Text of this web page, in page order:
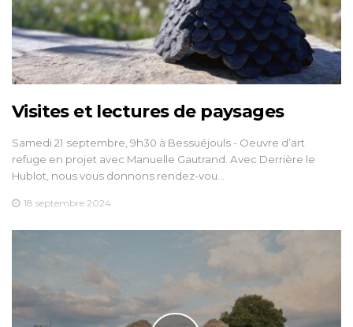
Visites et lectures de paysages
Samedi 21 septembre, 9h30 à Bessuéjouls - Oeuvre d’art
refuge en projet avec Manuelle Gautrand. Avec Derrière le
Hublot, nous vous donnons rendez-vou…
18 septembre 2024